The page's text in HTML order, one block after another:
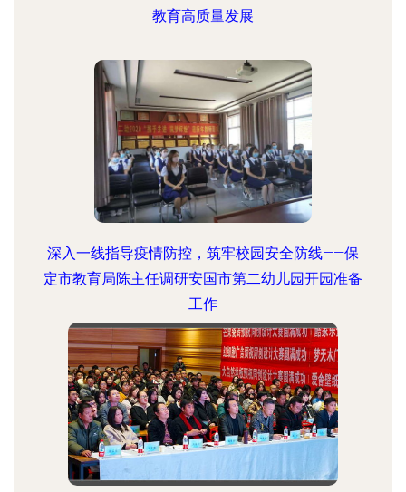
教育高质量发展
深入一线指导疫情防控，筑牢校园安全防线——保
定市教育局陈主任调研安国市第二幼儿园开园准备
工作